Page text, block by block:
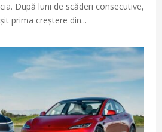
După luni de scăderi consecutive,
prima creștere din...